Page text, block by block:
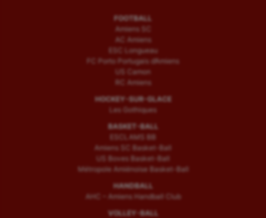
FOOTBALL
Amiens SC
AC Amiens
ESC Longueau
FC Porto Portugais d’Amiens
US Camon
RC Amiens
HOCKEY-SUR-GLACE
Les Gothiques
BASKET-BALL
ESCLAMS BB
Amiens SC Basket-Ball
US Boves Basket-Ball
Métropole Amiénoise Basket-Ball
HANDBALL
AHC – Amiens Handball Club
VOLLEY-BALL